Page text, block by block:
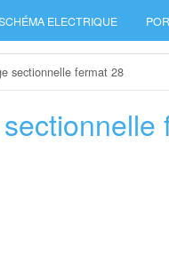
ELECTRIQUE
sectionnelle fermat 28